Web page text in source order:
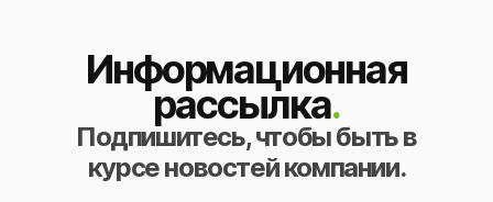
Информационная
рассылка.
Подпишитесь, чтобы быть в
курсе новостей компании.